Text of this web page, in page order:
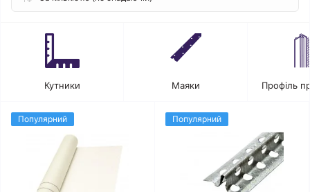
Кутники Маяки Профіль
Популярний Популярний